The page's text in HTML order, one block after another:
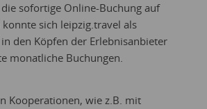
sofortige Online-Buchung auf
sich leipzig.travel als
den Köpfen der Erlebnisanbieter
monatliche Buchungen.
Kooperationen, wie z.B. mit